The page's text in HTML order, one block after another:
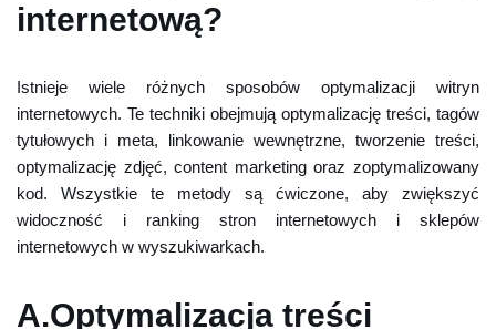
internetową?
Istnieje wiele różnych sposobów optymalizacji witryn
internetowych. Te techniki obejmują optymalizację treści, tagów
tytułowych i meta, linkowanie wewnętrzne, tworzenie treści,
optymalizację zdjęć, content marketing oraz zoptymalizowany
kod. Wszystkie te metody są ćwiczone, aby zwiększyć
widoczność i ranking stron internetowych i sklepów
internetowych w wyszukiwarkach.
A.Optymalizacja treści